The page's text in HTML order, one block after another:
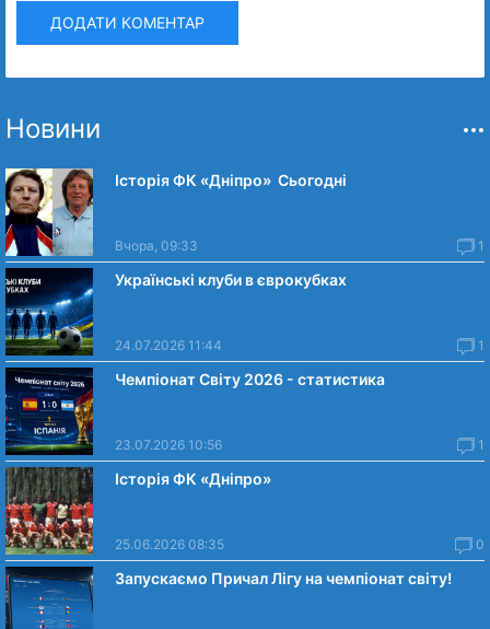
ДОДАТИ КОМЕНТАР
Новини
Історія ФК «Дніпро» Сьогодні
Вчора, 09:33 1
Українські клуби в єврокубках
24.07.2026 11:44 1
Чемпіонат Світу 2026 - статистика
23.07.2026 10:56 1
Історія ФК «Дніпро»
25.06.2026 08:35 0
Запускаємо Причал Лігу на чемпіонат світу!